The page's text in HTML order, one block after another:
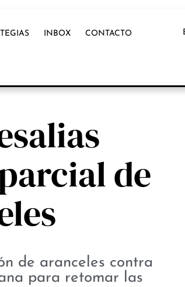
INBOX CONTACTO
de
de aranceles contra
para retomar las